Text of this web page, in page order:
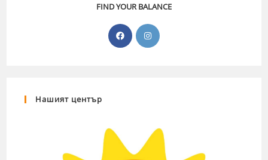
FIND YOUR BALANCE
Нашият център